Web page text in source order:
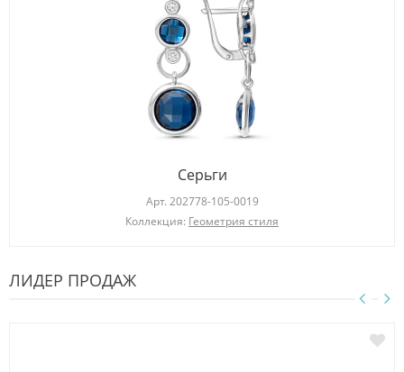
Серьги
Арт. 202778-105-0019
Коллекция: Геометрия стиля
ЛИДЕР ПРОДАЖ